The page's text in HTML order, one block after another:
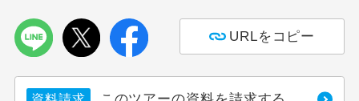
URLをコピー